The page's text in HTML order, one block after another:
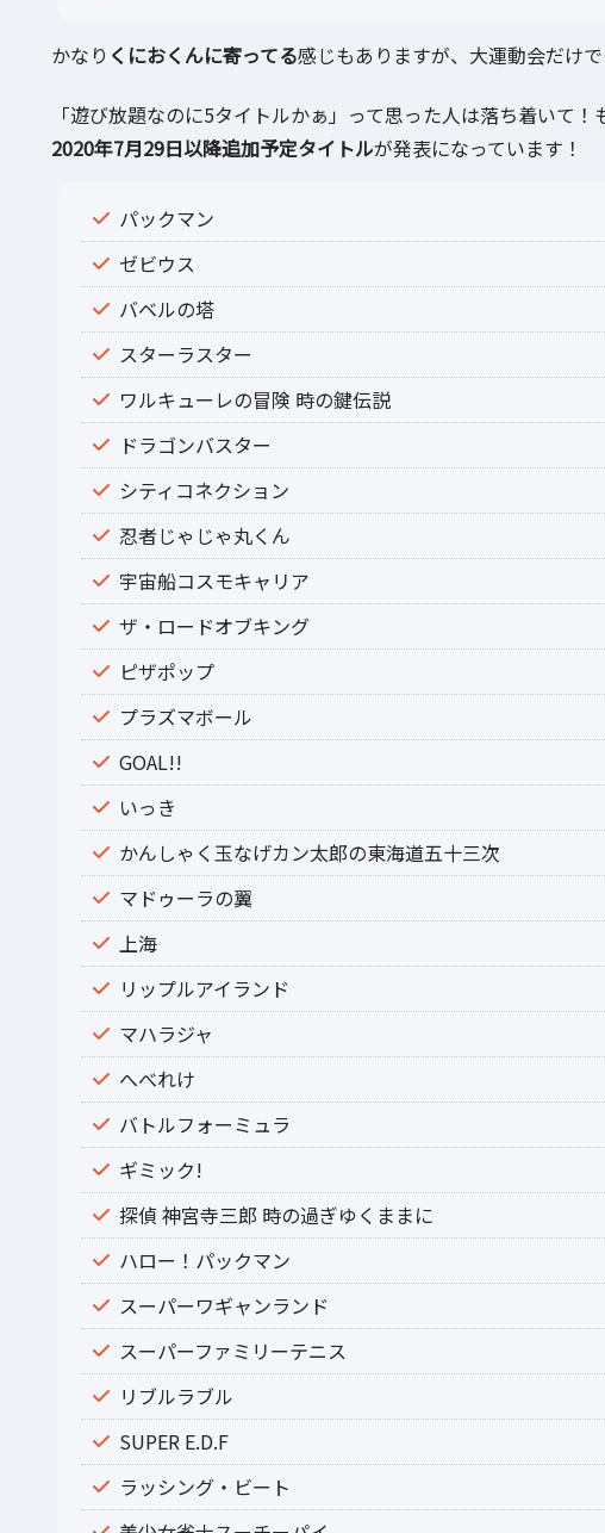
かなり くにおくんに寄ってる感じもありますが、大運動会だけ
「遊び放題なのに5タイトルかぁ」って思った人は落ち着いて！
2020年7月29日以降追加予定タイトルが発表になっています！
パックマン
ゼビウス
バベルの塔
スターラスター
ワルキューレの冒険 時の鍵伝説
ドラゴンバスター
シティコネクション
忍者じゃじゃ丸くん
宇宙船コスモキャリア
ザ・ロードオブキング
ピザポップ
プラズマボール
GOAL!!
いっき
かんしゃく玉なげカン太郎の東海道五十三次
マドゥーラの翼
上海
リップルアイランド
マハラジャ
へべれけ
バトルフォーミュラ
ギミック!
探偵 神宮寺三郎 時の過ぎゆくままに
ハロー！パックマン
スーパーワギャンランド
スーパーファミリーテニス
リブルラブル
SUPER E.D.F
ラッシング・ビート